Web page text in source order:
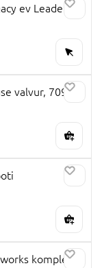
ev Leader,
valvur, 70926
komplekt,